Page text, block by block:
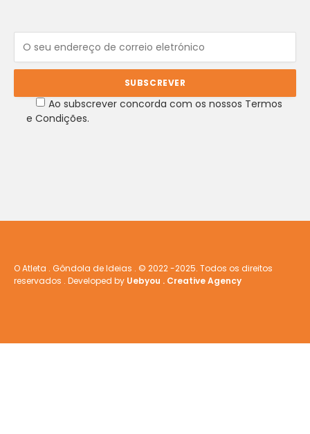
Ao subscrever concorda com os nossos Termos
e Condições.
O Atleta . Gôndola de Ideias . © 2022 -2025. Todos os direitos
reservados . Developed by Uebyou . Creative Agency